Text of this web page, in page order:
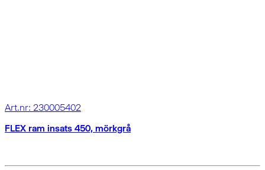
Art.nr: 230005402
FLEX ram insats 450, mörkgrå